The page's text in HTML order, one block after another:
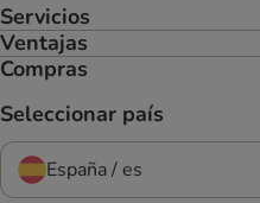
Servicios
Ventajas
Compras
Seleccionar país
España / es